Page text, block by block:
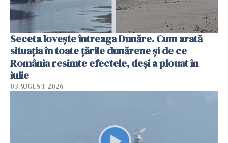
Seceta lovește întreaga Dunăre. Cum arată
situația în toate țările dunărene și de ce
România resimte efectele, deși a plouat în
iulie
03 AUGUST 2026